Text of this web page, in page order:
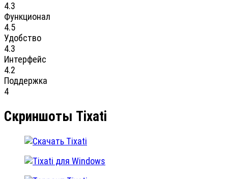
4.3
Функционал
4.5
Удобство
4.3
Интерфейс
4.2
Поддержка
4
Скриншоты Tixati